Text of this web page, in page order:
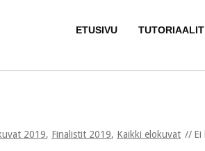
ETUSIVU TUTORIAALIT
2019, Finalistit 2019, Kaikki elokuvat Ei